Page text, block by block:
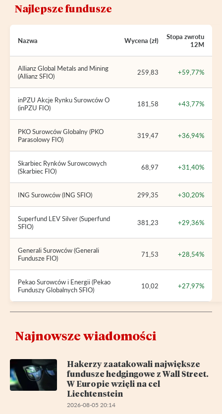
Najlepsze fundusze
Nazwa Wycena (zł)
Stopa zwrotu
12M
Allianz Global Metals and Mining
(Allianz SFIO)
259,83 +59,77%
inPZU Akcje Rynku Surowców O
(inPZU FIO)
181,58 +43,77%
PKO Surowców Globalny (PKO
Parasolowy FIO)
319,47 +36,94%
Skarbiec Rynków Surowcowych
(Skarbiec FIO)
68,97 +31,40%
ING Surowców (ING SFIO) 299,35 +30,20%
Superfund LEV Silver (Superfund
SFIO)
381,23 +29,36%
Generali Surowców (Generali
Fundusze FIO)
71,53 +28,54%
Pekao Surowców i Energii (Pekao
Funduszy Globalnych SFIO)
10,02 +27,97%
Najnowsze wiadomości
Hakerzy zaatakowali największe
fundusze hedgingowe z Wall Street.
W Europie wzięli na cel
Liechtenstein
2026-08-05 20:14